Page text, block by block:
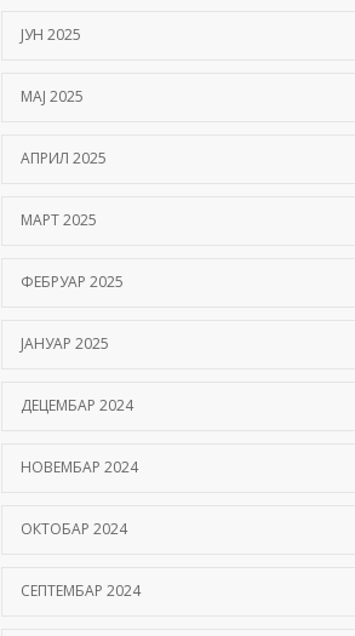
ЈУН 2025
МАЈ 2025
АПРИЛ 2025
МАРТ 2025
ФЕБРУАР 2025
ЈАНУАР 2025
ДЕЦЕМБАР 2024
НОВЕМБАР 2024
ОКТОБАР 2024
СЕПТЕМБАР 2024